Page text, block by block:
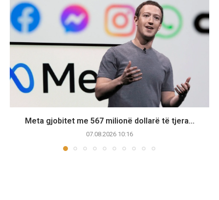
Meta gjobitet me 567 milionë dollarë të tjera...
07.08.2026 10:16